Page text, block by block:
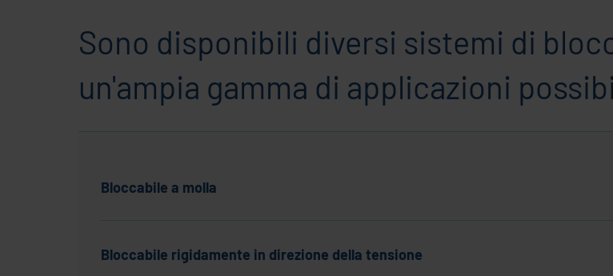
Sono disponibili diversi sistemi di
un'ampia gamma di applicazioni
Bloccabile a molla
Bloccabile rigidamente in direzione della tensione